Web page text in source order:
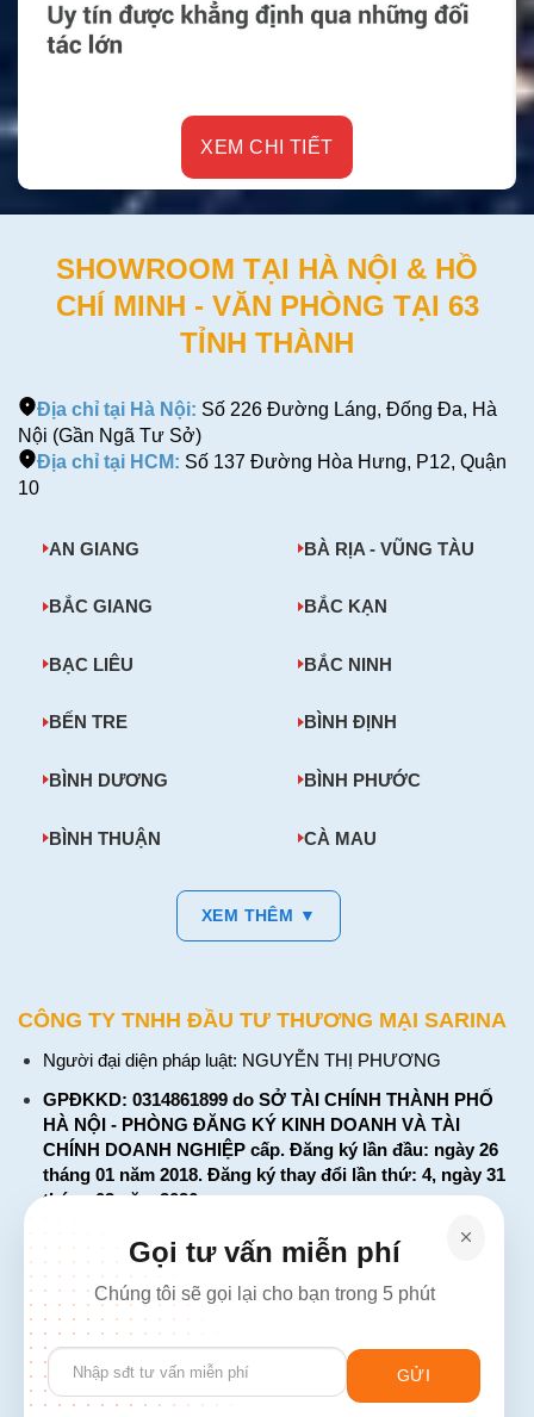
XEM CHI TIẾT
SHOWROOM TẠI HÀ NỘI & HỒ
CHÍ MINH - VĂN PHÒNG TẠI 63
TỈNH THÀNH
Địa chỉ tại Hà Nội: Số 226 Đường Láng, Đống Đa, Hà
Nội (Gần Ngã Tư Sở)
Địa chỉ tại HCM: Số 137 Đường Hòa Hưng, P12, Quận
10
AN GIANG BÀ RỊA - VŨNG TÀU
BẮC GIANG BẮC KẠN
BẠC LIÊU BẮC NINH
BẾN TRE BÌNH ĐỊNH
BÌNH DƯƠNG BÌNH PHƯỚC
BÌNH THUẬN CÀ MAU
XEM THÊM ▼
CÔNG TY TNHH ĐẦU TƯ THƯƠNG MẠI SARINA
Người đại diện pháp luật: NGUYỄN THỊ PHƯƠNG
GPĐKKD: 0314861899 do SỞ TÀI CHÍNH THÀNH PHỐ
HÀ NỘI - PHÒNG ĐĂNG KÝ KINH DOANH VÀ TÀI
CHÍNH DOANH NGHIỆP cấp. Đăng ký lần đầu: ngày 26
tháng 01 năm 2018. Đăng ký thay đổi lần thứ: 4, ngày 31
tháng 03 năm 2026
226 Đường Láng, Đống Đa, Hà Nội
137 Đường Hòa Hưng, Phường 12, Quận 10, TP. Hồ Chí
Minh
Hotline: 1900 2106 - 0386 001 001
Email:Giaiphap3g@gmail.com
Gọi tư vấn miễn phí
Chúng tôi sẽ gọi lại cho bạn trong 5 phút
Please
leave